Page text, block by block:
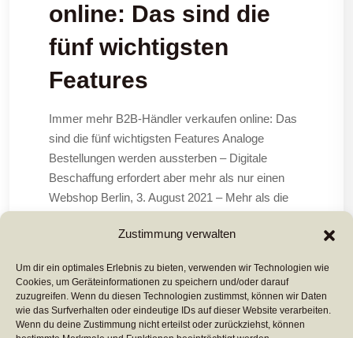
Zustimmung verwalten
Um dir ein optimales Erlebnis zu bieten, verwenden wir Technologien wie
Cookies, um Geräteinformationen zu speichern und/oder darauf
zuzugreifen. Wenn du diesen Technologien zustimmst, können wir Daten
wie das Surfverhalten oder eindeutige IDs auf dieser Website verarbeiten.
Wenn du deine Zustimmung nicht erteilst oder zurückziehst, können
online: Das sind die
fünf wichtigsten
Features
Immer mehr B2B-Händler verkaufen online: Das
sind die fünf wichtigsten Features Analoge
Bestellungen werden aussterben – Digitale
Beschaffung erfordert aber mehr als nur einen
Webshop Berlin, 3. August 2021 – Mehr als die
IFH Köln zufolge bereits vor drei
Mehr Lesen ...